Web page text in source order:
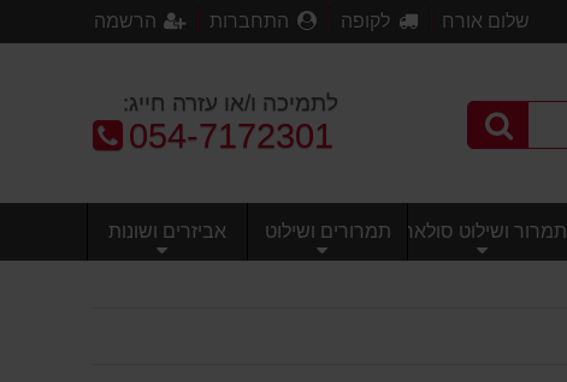
שלום אורח לקופה התחברות הרשמה
לתמיכה ו/או עזרה חייג:
טלפון:
054-7172301
תמרור ושילוט סולארי תמרורים ושילוט אביזרים ושונות